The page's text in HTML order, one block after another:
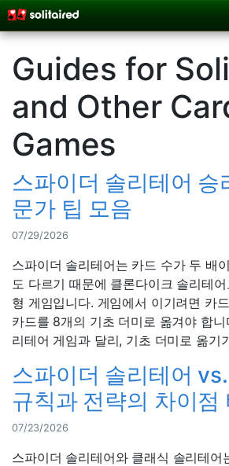
Guides for
and Other
Games
스파이더 솔리테어 승
문가 팁 모음
07/29/2026
스파이더 솔리테어는 카드 수가 두 배
도 다르기 때문에 클론다이크 솔리테
형 게임입니다. 게임에서 이기려면 카
카드를 8개의 기초 더미로 옮겨야 합
리테어 게임과 달리, 기초 더미로 옮기
스파이더 솔리테어
규칙과 전략의 차이점
07/23/2026
스파이더 솔리테어와 클래식 솔리테어